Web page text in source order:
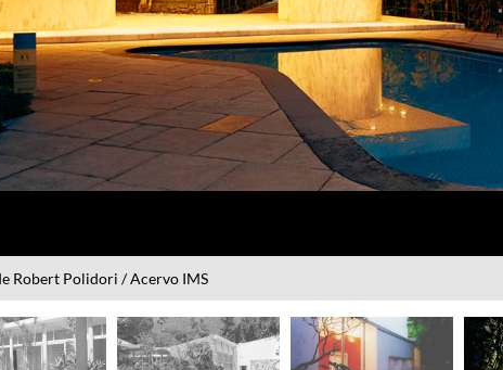
da piscina. IMS Rio, 2009. Foto de Robert Polidori /Acervo IMS